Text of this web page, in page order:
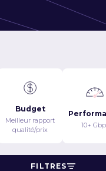
Budget
Meilleur rapport
qualité/prix
10+
FILTRES